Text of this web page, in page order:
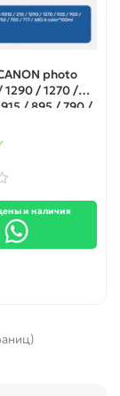
photo
1290 / 1270 /
/ 895 / 790 /
/ 777 / 680 6
и наличия